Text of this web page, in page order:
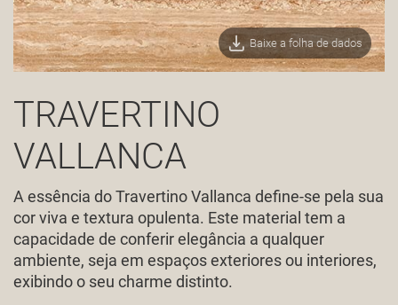
Baixe a folha de dados
TRAVERTINO
VALLANCA
A essência do Travertino Vallanca define-se pela sua
cor viva e textura opulenta. Este material tem a
capacidade de conferir elegância a qualquer
ambiente, seja em espaços exteriores ou interiores,
exibindo o seu charme distinto.